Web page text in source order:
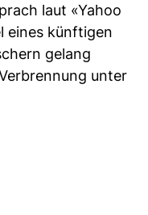
laut «Yahoo
eines künftigen
gelang
unter